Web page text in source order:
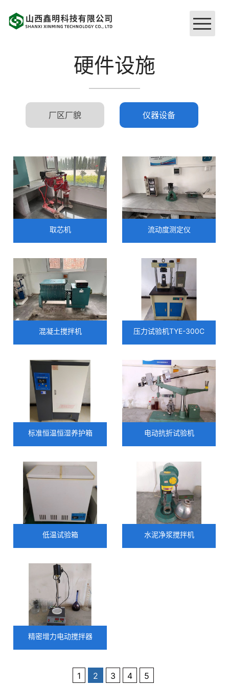
硬件设施
品牌工程
人才招聘
公告公示
联系我们
硬件设施
厂区厂貌 仪器设备
取芯机 流动度测定仪
混凝土搅拌机 压力试验机TYE-300C
标准恒温恒湿养护箱 电动抗折试验机
低温试验箱 水泥净浆搅拌机
精密增力电动搅拌器
1 2 3 4 5